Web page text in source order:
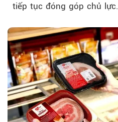
tiếp tục đóng góp chủ lực.